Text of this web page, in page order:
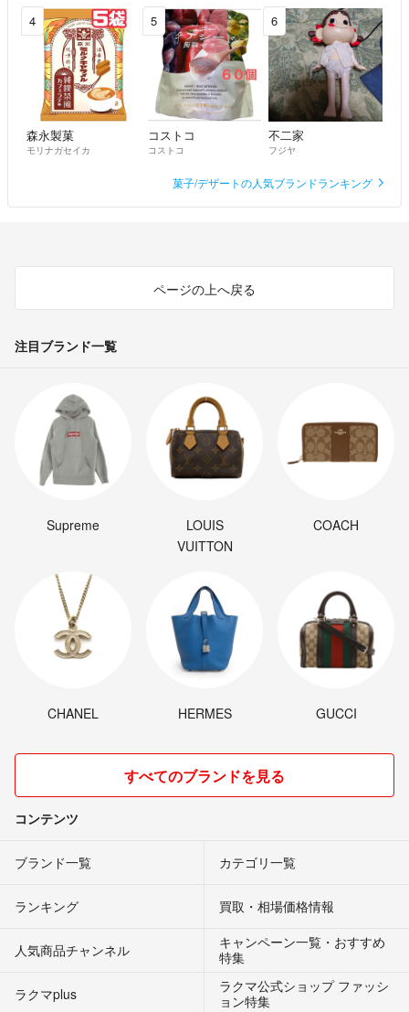
4
森永製菓
モリナガセイカ
5
コストコ
コストコ
6
不二家
フジヤ
菓子/デザートの人気ブランドランキング
ページの上へ戻る
注目ブランド一覧
Supreme
LOUIS
VUITTON
COACH
CHANEL HERMES GUCCI
すべてのブランドを見る
コンテンツ
ブランド一覧 カテゴリ一覧
ランキング 買取・相場価格情報
人気商品チャンネル
キャンペーン一覧・おすすめ
特集
ラクマplus
ラクマ公式ショップ ファッシ
ョン特集